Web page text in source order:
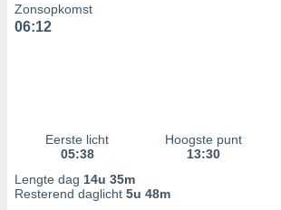
Zonsopkomst
06:12
Eerste licht
05:38
Hoogste punt
13:30
Lengte dag 14u 35m
Resterend daglicht 5u 48m